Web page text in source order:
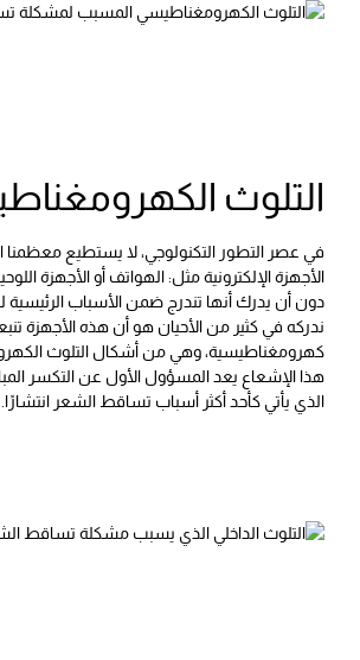
التلوث
في عصر التطور التكنولوجي، لا يستطيع معظمنا
الأجهزة الإلكترونية مثل: الهواتف أو الأجهزة
دون أن يدرك أنها تندرج ضمن الأسباب
ندركه في كثير من الأحيان هو أن هذه الأجهزة
كهرومغناطيسية، وهي من أشكال التلوث
هذا الإشعاع يعد المسؤول الأول عن التكسر
الذي يأتي كأحد أكثر أسباب تساقط الشعر انتشارًا.